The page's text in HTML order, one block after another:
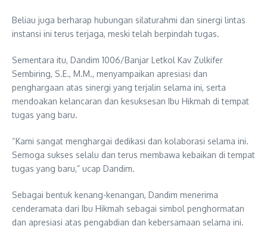
Beliau juga berharap hubungan silaturahmi dan sinergi lintas
instansi ini terus terjaga, meski telah berpindah tugas.
Sementara itu, Dandim 1006/Banjar Letkol Kav Zulkifer
Sembiring, S.E., M.M., menyampaikan apresiasi dan
penghargaan atas sinergi yang terjalin selama ini, serta
mendoakan kelancaran dan kesuksesan Ibu Hikmah di tempat
tugas yang baru.
“Kami sangat menghargai dedikasi dan kolaborasi selama ini.
Semoga sukses selalu dan terus membawa kebaikan di tempat
tugas yang baru,” ucap Dandim.
Sebagai bentuk kenang-kenangan, Dandim menerima
cenderamata dari Ibu Hikmah sebagai simbol penghormatan
dan apresiasi atas pengabdian dan kebersamaan selama ini.